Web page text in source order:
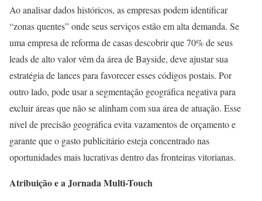
Ao analisar dados históricos, as empresas podem identificar
“zonas quentes” onde seus serviços estão em alta demanda. Se
uma empresa de reforma de casas descobrir que 70% de seus
leads de alto valor vêm da área de Bayside, deve ajustar sua
estratégia de lances para favorecer esses códigos postais. Por
outro lado, pode usar a segmentação geográfica negativa para
excluir áreas que não se alinham com sua área de atuação. Esse
nível de precisão geográfica evita vazamentos de orçamento e
garante que o gasto publicitário esteja concentrado nas
oportunidades mais lucrativas dentro das fronteiras vitorianas.
Atribuição e a Jornada Multi-Touch